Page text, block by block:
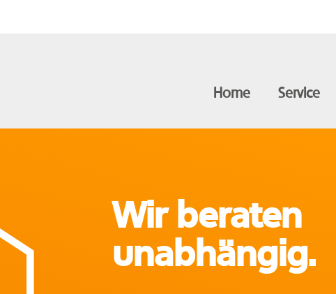
Home Service
Wir beraten
unabhängig.